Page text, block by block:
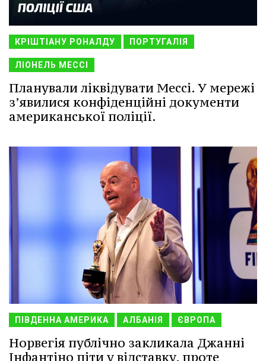
КРІШТІАНУ РОНАЛДУ ПОРТУГАЛІЯ
ЛІОНЕЛЬ МЕССІ
Планували ліквідувати Мессі. У мережі
з’явилися конфіденційні документи
американської поліції.
ПІВДЕННА АМЕРИКА АЛБАНІЯ ЄВРОПА
Норвегія публічно закликала Джанні
Інфантіно піти у відставку, проте